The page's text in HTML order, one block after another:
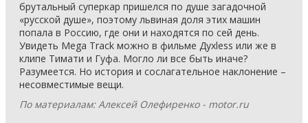
брутальный суперкар пришелся по душе загадочной
«русской душе», поэтому львиная доля этих машин
попала в Россию, где они и находятся по сей день.
Увидеть Mega Track можно в фильме Духless или же в
клипе Тимати и Гуфа. Могло ли все быть иначе?
Разумеется. Но история и сослагательное наклонение –
несовместимые вещи.
По материалам: Алексей Олефиренко - motor.ru